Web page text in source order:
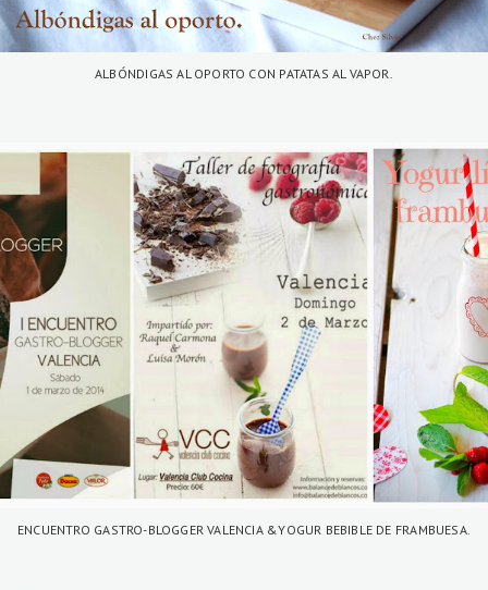
ALBÓNDIGAS AL OPORTO CON PATATAS AL VAPOR.
ENCUENTRO GASTRO-BLOGGER VALENCIA &YOGUR BEBIBLE DE FRAMBUESA.